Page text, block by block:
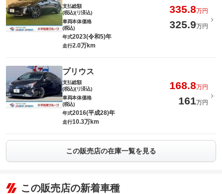
支払総額
(税込)(リ済込)
335.8万円
車両本体価格
(税込)
325.9万円
年式2023(令和5)年
走行2.0万km
プリウス
支払総額
(税込)(リ済込)
168.8万円
車両本体価格
(税込)
161万円
年式2016(平成28)年
走行10.3万km
この販売店の在庫一覧を見る
この販売店の新着車種